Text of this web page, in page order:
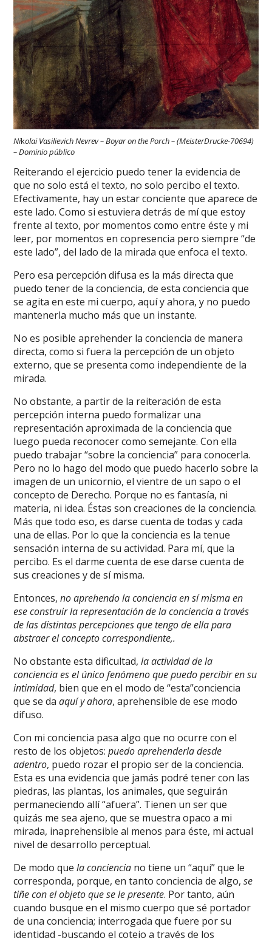
Nikolai Vasilievich Nevrev – Boyar on the Porch – (MeisterDrucke-70694)
– Dominio público
Reiterando el ejercicio puedo tener la evidencia de
que no solo está el texto, no solo percibo el texto.
Efectivamente, hay un estar conciente que aparece de
este lado. Como si estuviera detrás de mí que estoy
frente al texto, por momentos como entre éste y mi
leer, por momentos en copresencia pero siempre “de
este lado”, del lado de la mirada que enfoca el texto.
Pero esa percepción difusa es la más directa que
puedo tener de la conciencia, de esta conciencia que
se agita en este mi cuerpo, aquí y ahora, y no puedo
mantenerla mucho más que un instante.
No es posible aprehender la conciencia de manera
directa, como si fuera la percepción de un objeto
externo, que se presenta como independiente de la
mirada.
No obstante, a partir de la reiteración de esta
percepción interna puedo formalizar una
representación aproximada de la conciencia que
luego pueda reconocer como semejante. Con ella
puedo trabajar “sobre la conciencia” para conocerla.
Pero no lo hago del modo que puedo hacerlo sobre la
imagen de un unicornio, el vientre de un sapo o el
concepto de Derecho. Porque no es fantasía, ni
materia, ni idea. Éstas son creaciones de la conciencia.
Más que todo eso, es darse cuenta de todas y cada
una de ellas. Por lo que la conciencia es la tenue
sensación interna de su actividad. Para mí, que la
percibo. Es el darme cuenta de ese darse cuenta de
sus creaciones y de sí misma.
Entonces, no aprehendo la conciencia en sí misma en
ese construir la representación de la conciencia a través
de las distintas percepciones que tengo de ella para
abstraer el concepto correspondiente,.
No obstante esta dificultad,la actividad de la
conciencia es el único fenómeno que puedo percibir en su
intimidad, bien que en el modo de “esta”conciencia
que se daaquí y ahora, aprehensible de ese modo
difuso.
Con mi conciencia pasa algo que no ocurre con el
resto de los objetos:puedo aprehenderla desde
adentro, puedo rozar el propio ser de la conciencia.
Esta es una evidencia que jamás podré tener con las
piedras, las plantas, los animales, que seguirán
permaneciendo allí “afuera”. Tienen un ser que
quizás me sea ajeno, que se muestra opaco a mi
mirada, inaprehensible al menos para éste, mi actual
nivel de desarrollo perceptual.
De modo quela conciencia no tiene un “aquí” que le
corresponda, porque, en tanto conciencia de algo,se
tiñe con el objeto que se le presente. Por tanto, aún
cuando busque en el mismo cuerpo que sé portador
de una conciencia; interrogada que fuere por su
identidad -buscando el cotejo a través de los